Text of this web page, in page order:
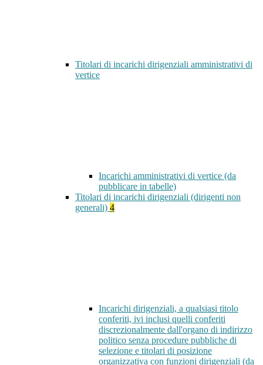
Titolari di incarichi dirigenziali amministrativi di
vertice
Incarichi amministrativi di vertice (da
pubblicare in tabelle)
Titolari di incarichi dirigenziali (dirigenti non
generali) 4
Incarichi dirigenziali, a qualsiasi titolo
conferiti, ivi inclusi quelli conferiti
discrezionalmente dall'organo di indirizzo
politico senza procedure pubbliche di
selezione e titolari di posizione
organizzativa con funzioni dirigenziali (da